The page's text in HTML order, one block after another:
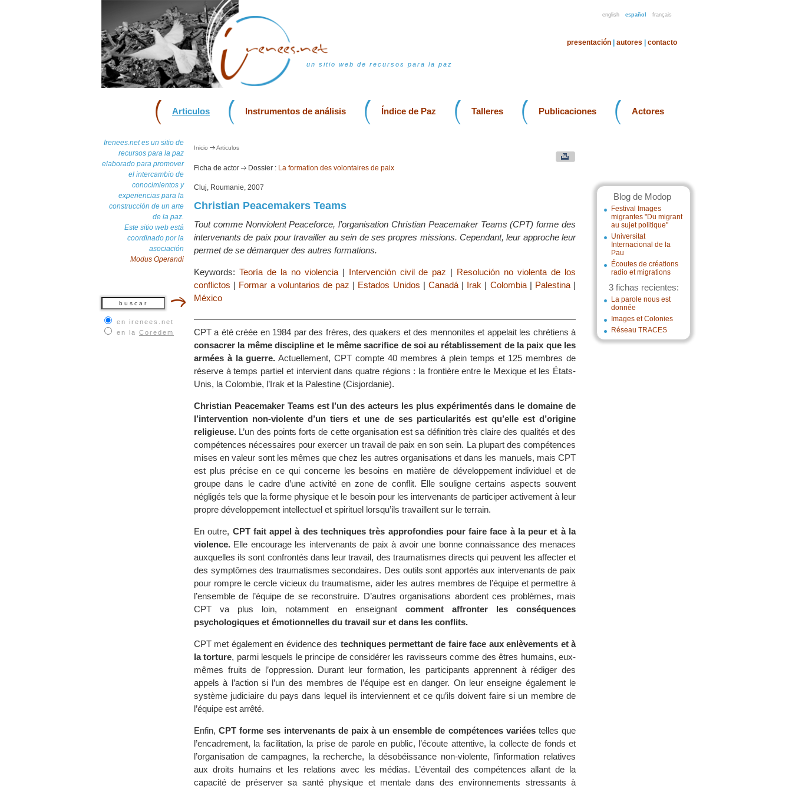
english español français
un sitio web de recursos para la paz
presentación autores contacto
Articulos Instrumentos de análisis Índice de Paz Talleres Publicaciones Actores
Irenees.net es un sitio de
recursos para la paz
elaborado para promover
el intercambio de
conocimientos y
experiencias para la
construcción de un arte
de la paz.
Este sitio web está
coordinado por la
asociación
Modus Operandi
en irenees.net
en la Coredem
Blog de Modop
Festival Images
migrantes "Du migrant
au sujet politique"
Universitat
Internacional de la
Pau
Écoutes de créations
radio et migrations
3 fichas recientes:
La parole nous est
donnée
Images et Colonies
Réseau TRACES
Inicio Articulos
Ficha de actor Dossier : La formation des volontaires de paix
Cluj, Roumanie, 2007
Christian Peacemakers Teams
Tout comme Nonviolent Peaceforce, l’organisation Christian Peacemaker Teams (CPT) forme des
intervenants de paix pour travailler au sein de ses propres missions. Cependant, leur approche leur
permet de se démarquer des autres formations.
Keywords: Teoría de la no violencia| Intervención civil de paz | Resolución no violenta de los
conflictos | Formar a voluntarios de paz | Estados Unidos | Canadá| Irak | Colombia| Palestina|
México
CPT a été créée en 1984 par des frères, des quakers et des mennonites et appelait les chrétiens à
consacrer la même discipline et le même sacrifice de soi au rétablissement de la paix que les
armées à la guerre. Actuellement, CPT compte 40 membres à plein temps et 125 membres de
réserve à temps partiel et intervient dans quatre régions : la frontière entre le Mexique et les États-
Unis, la Colombie, l’Irak et la Palestine (Cisjordanie).
Christian Peacemaker Teams est l’un des acteurs les plus expérimentés dans le domaine de
l’intervention non-violente d’un tiers et une de ses particularités est qu’elle est d’origine
religieuse. L’un des points forts de cette organisation est sa définition très claire des qualités et des
compétences nécessaires pour exercer un travail de paix en son sein. La plupart des compétences
mises en valeur sont les mêmes que chez les autres organisations et dans les manuels, mais CPT
est plus précise en ce qui concerne les besoins en matière de développement individuel et de
groupe dans le cadre d’une activité en zone de conflit. Elle souligne certains aspects souvent
négligés tels que la forme physique et le besoin pour les intervenants de participer activement à leur
propre développement intellectuel et spirituel lorsqu’ils travaillent sur le terrain.
En outre, CPT fait appel à des techniques très approfondies pour faire face à la peur et à la
violence. Elle encourage les intervenants de paix à avoir une bonne connaissance des menaces
auxquelles ils sont confrontés dans leur travail, des traumatismes directs qui peuvent les affecter et
des symptômes des traumatismes secondaires. Des outils sont apportés aux intervenants de paix
pour rompre le cercle vicieux du traumatisme, aider les autres membres de l’équipe et permettre à
l’ensemble de l’équipe de se reconstruire. D’autres organisations abordent ces problèmes, mais
CPT va plus loin, notamment en enseignant comment affronter les conséquences
psychologiques et émotionnelles du travail sur et dans les conflits.
CPT met également en évidence des techniques permettant de faire face aux enlèvements et à
la torture, parmi lesquels le principe de considérer les ravisseurs comme des êtres humains, eux-
mêmes fruits de l’oppression. Durant leur formation, les participants apprennent à rédiger des
appels à l’action si l’un des membres de l’équipe est en danger. On leur enseigne également le
système judiciaire du pays dans lequel ils interviennent et ce qu’ils doivent faire si un membre de
l’équipe est arrêté.
Enfin,CPT forme ses intervenants de paix à un ensemble de compétences variéestelles que
l’encadrement, la facilitation, la prise de parole en public, l’écoute attentive, la collecte de fonds et
l’organisation de campagnes, la recherche, la désobéissance non-violente, l’information relatives
aux droits humains et les relations avec les médias. L’éventail des compétences allant de la
capacité de préserver sa santé physique et mentale dans des environnements stressants à